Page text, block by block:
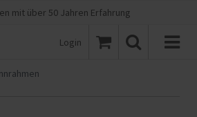
mit über 50 Jahren Erfahrung
Login